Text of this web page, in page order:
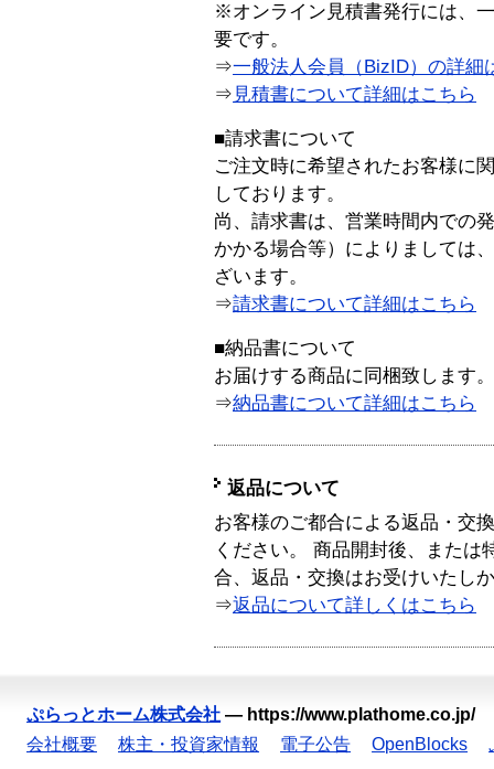
※オンライン見積書発行には、
要です。
⇒一般法人会員（BizID）の詳細
⇒ 見積書について詳細はこちら
■請求書について
ご注文時に希望されたお客様に
しております。
尚、請求書は、営業時間内での
かかる場合等）によりましては
ざいます。
⇒請求書について詳細はこちら
■納品書について
お届けする商品に同梱致します。
⇒納品書について詳細はこちら
返品について
お客様のご都合による返品・交
ください。 商品開封後、または
合、返品・交換はお受けいたし
⇒返品について詳しくはこちら
ぷらっとホーム株式会社 — https://www.plathome.co.jp/
会社概要
株主・投資家情報 電子公告 OpenBlocks